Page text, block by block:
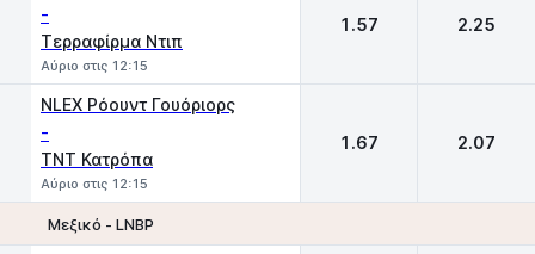
-
Τερραφίρμα Ντιπ
Αύριο στις 12:15
1.57 2.25
NLEX Ρόουντ Γουόριορς
-
TNT Κατρόπα
Αύριο στις 12:15
1.67 2.07
Μεξικό - LNBP